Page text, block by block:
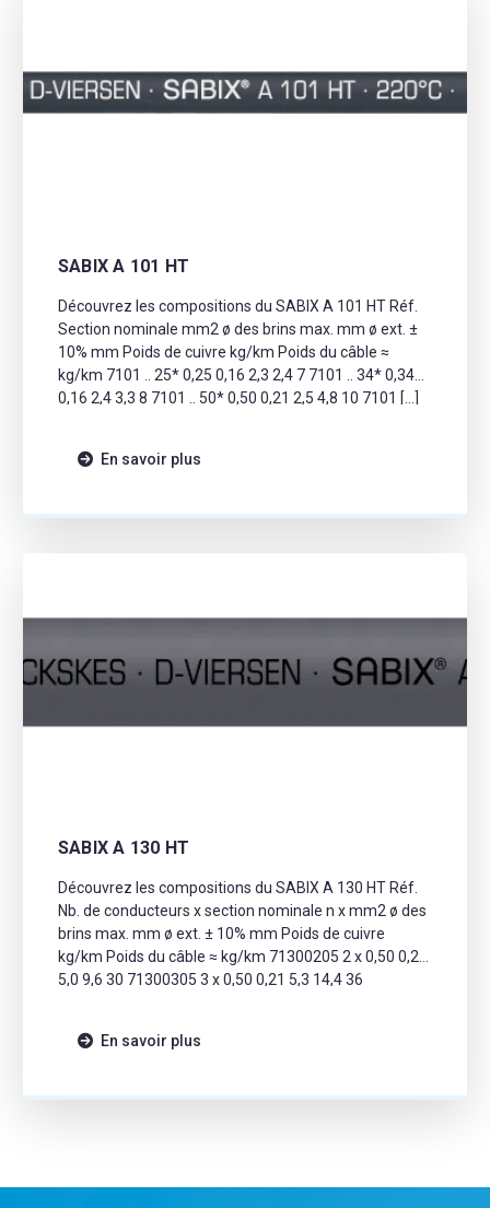
SABIX A 101 HT
Découvrez les compositions du SABIX A 101 HT Réf.
Section nominale mm2 ø des brins max. mm ø ext. ±
10% mm Poids de cuivre kg/km Poids du câble ≈
kg/km 7101 .. 25* 0,25 0,16 2,3 2,4 7 7101 .. 34* 0,34
0,16 2,4 3,3 8 7101 .. 50* 0,50 0,21 2,5 4,8 10 7101 […]
En savoir plus
SABIX A 130 HT
Découvrez les compositions du SABIX A 130 HT Réf.
Nb. de conducteurs x section nominale n x mm2 ø des
brins max. mm ø ext. ± 10% mm Poids de cuivre
kg/km Poids du câble ≈ kg/km 71300205 2 x 0,50 0,21
5,0 9,6 30 71300305 3 x 0,50 0,21 5,3 14,4 36
En savoir plus